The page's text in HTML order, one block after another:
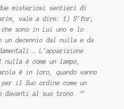
misteriosi sentieri di
vale a dire: 1) S’for;
che sono in Lui uno e lo
un decennio dal nulla e da
…
L’apparizione
è come un lampo,
è in loro, quando vanno
per il Suo ordine come un
davanti al suo trono. “